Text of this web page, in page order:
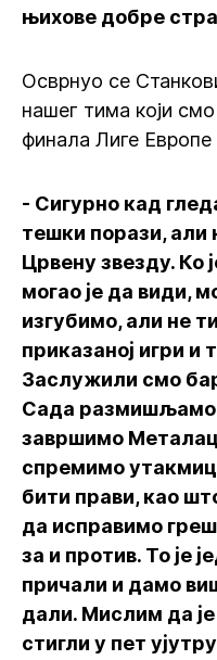
њихове добре
Осврнуо се
нашег тима који
финала Лиге
- Сигурно кад
тешки порази,
Црвену звезду. Ко
могао је да види,
изгубимо, али не
приказаној игри и
Заслужили смо
Сада размишљамо
завршимо
спремимо
бити прави, као
да исправимо
за и против. То је
причали и дамо
дали. Мислим да
стигли у пет